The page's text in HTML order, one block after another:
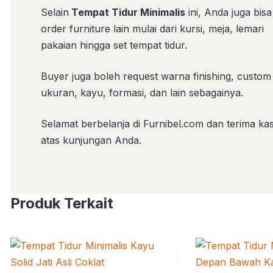
Selain Tempat Tidur Minimalis ini, Anda juga bisa
order furniture lain mulai dari kursi, meja, lemari
pakaian hingga set tempat tidur.
Buyer juga boleh request warna finishing, custom
ukuran, kayu, formasi, dan lain sebagainya.
Selamat berbelanja di Furnibel.com dan terima
atas kunjungan Anda.
Produk Terkait